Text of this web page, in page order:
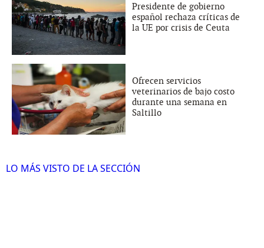
Presidente de gobierno
español rechaza críticas de
la UE por crisis de Ceuta
Ofrecen servicios
veterinarios de bajo costo
durante una semana en
Saltillo
LO MÁS VISTO DE LA SECCIÓN